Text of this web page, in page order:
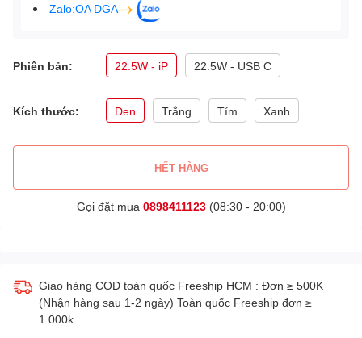
Zalo:OA DGA
Phiên bản: 22.5W - iP 22.5W - USB C
Kích thước: Đen Trắng Tím Xanh
HẾT HÀNG
Gọi đặt mua 0898411123(08:30 - 20:00)
Giao hàng COD toàn quốc Freeship HCM : Đơn ≥ 500K
(Nhận hàng sau 1-2 ngày) Toàn quốc Freeship đơn ≥
1.000k